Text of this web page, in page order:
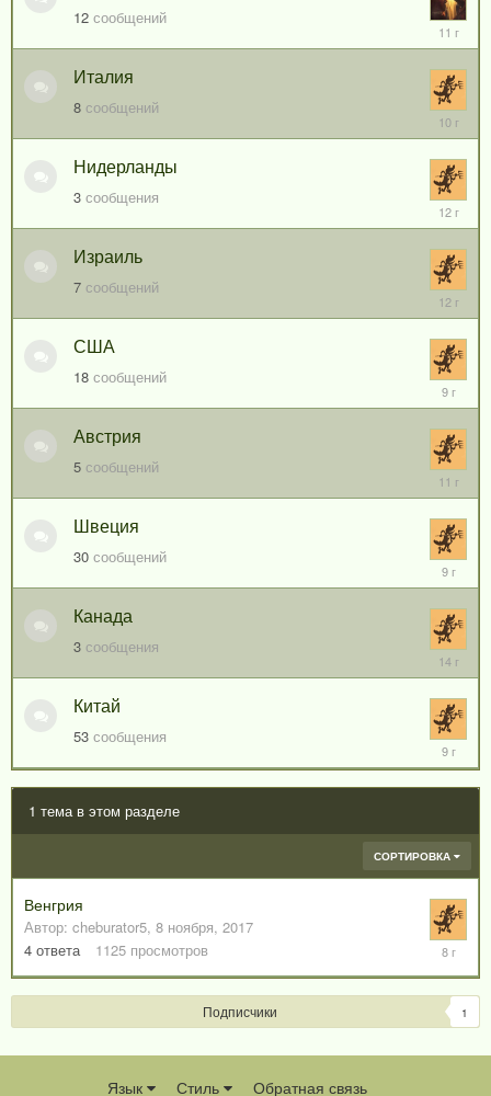
12 сообщений
30
марта,
2015
Италия
8 сообщений
21
декабря,
2015
Нидерланды
3 сообщения
июля,
2014
Израиль
7 сообщений
июля,
2014
США
18 сообщений
марта,
2017
Австрия
5 сообщений
20
2014
Швеция
30 сообщений
июня,
2017
Канада
3 сообщения
16
2012
Китай
53 сообщения
25
2016
1 тема в этом разделе
СОРТИРОВКА
Венгрия
Автор: cheburator5, 8 ноября, 2017
4 ответа 1125 просмотров
15
2017
Подписчики 1
Язык Стиль Обратная связь